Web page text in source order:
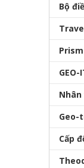
GEO-
Geo-
Cấp